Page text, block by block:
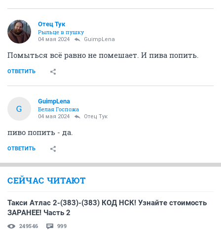
Отец Тук
Рыльце в пушку
04 мая 2024 GuimpLena
Помыться всё равно не помешает. И пива попить.
ОТВЕТИТЬ
G
GuimpLena
Белая Госпожа
04 мая 2024 Отец Тук
пиво попить - да.
ОТВЕТИТЬ
СЕЙЧАС ЧИТАЮТ
Такси Атлас 2-(383)-(383) КОД НСК! Узнайте стоимость
ЗАРАНЕЕ! Часть 2
249546 999